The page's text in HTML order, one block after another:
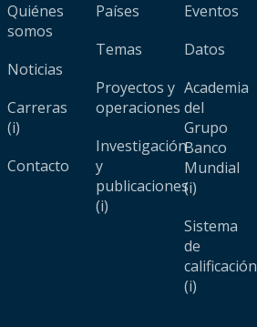
Quiénes
somos
Noticias
Carreras
(i)
Contacto
Países
Temas
Proyectos y
operaciones
Investigación
y
publicaciones
(i)
Eventos
Datos
Academia
del
Grupo
Banco
Mundial
(i)
Sistema
de
calificación
(i)